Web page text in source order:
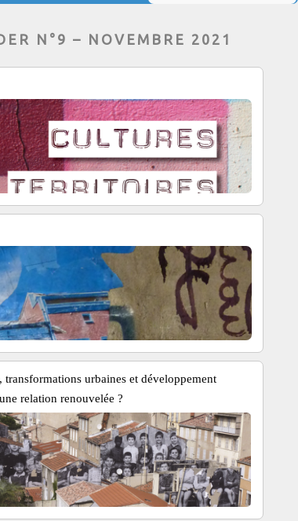
N°9 – NOVEMBRE 2021
urbaines et développement
relation renouvelée ?